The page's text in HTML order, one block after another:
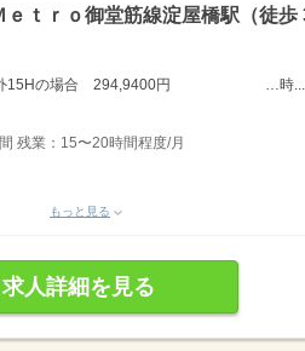
ｔｒｏ御堂筋線淀屋橋駅（徒歩
時間外15Hの場合 294,9400円 …時...
残業：15〜20時間程度/月
もっと見る
求人詳細を見る